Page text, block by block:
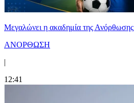
Μεγαλώνει η ακαδημία της Ανόρθωσης
ΑΝΟΡΘΩΣΗ
|
12:41